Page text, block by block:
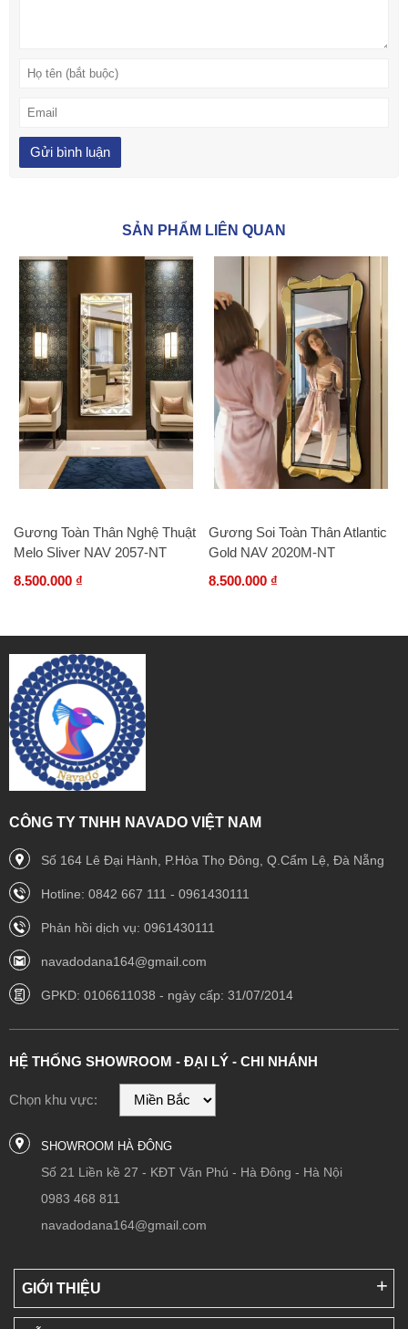
SẢN PHẨM LIÊN QUAN
Gương Toàn Thân Nghệ Thuật
Melo Sliver NAV 2057-NT
8.500.000 ₫
Gương Soi Toàn Thân Atlantic
Gold NAV 2020M-NT
8.500.000 ₫
CÔNG TY TNHH NAVADO VIỆT NAM
Số 164 Lê Đại Hành, P.Hòa Thọ Đông, Q.Cẩm Lệ, Đà Nẵng
Hotline: 0842 667 111 - 0961430111
Phản hồi dịch vụ: 0961430111
navadodana164@gmail.com
GPKD: 0106611038 - ngày cấp: 31/07/2014
HỆ THỐNG SHOWROOM - ĐẠI LÝ - CHI NHÁNH
Chọn khu vực:
SHOWROOM HÀ ĐÔNG
Số 21 Liền kề 27 - KĐT Văn Phú - Hà Đông - Hà Nội
0983 468 811
navadodana164@gmail.com
GIỚI THIỆU